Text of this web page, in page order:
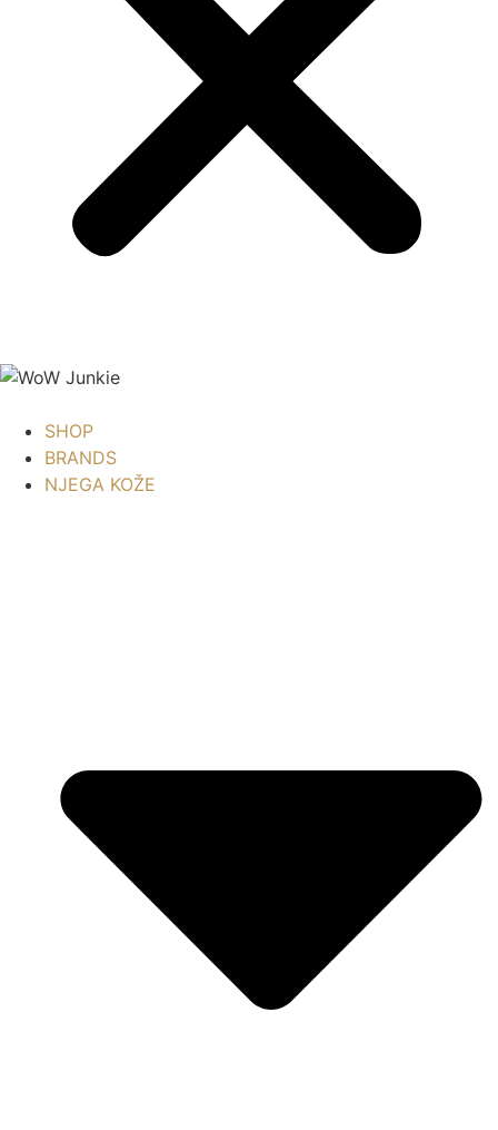
SHOP
BRANDS
NJEGA KOŽE